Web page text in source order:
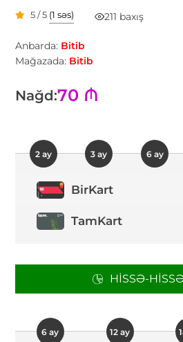
5 / 5 (1 səs) 211 baxış
Anbarda: Bitib
Mağazada: Bitib
Nağd:70 ₼
2 ay 3 ay 6 ay
BirKart
TamKart
HISSƏ-
6 ay 12 ay